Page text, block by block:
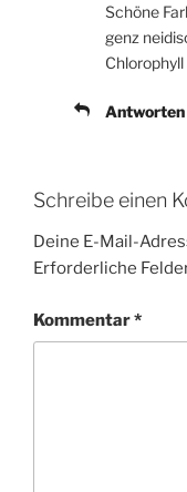
Schöne
genz
Antworten
Schreibe einen
Deine E-Mail-
Erforderliche
Kommentar*